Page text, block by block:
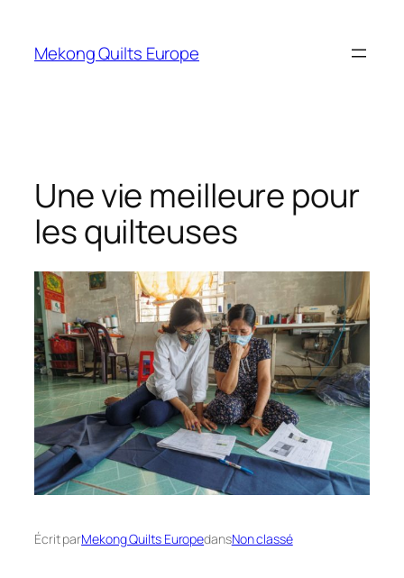
contenu
Mekong Quilts Europe
Une vie meilleure pour
les quilteuses
Écrit parMekong Quilts EuropedansNon classé